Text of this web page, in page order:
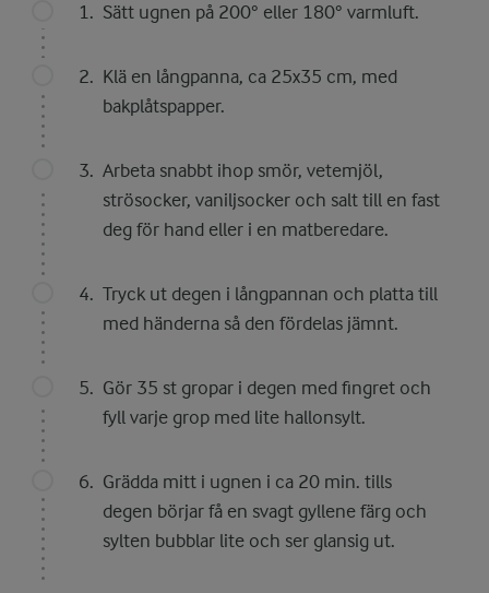
Sätt ugnen på 200° eller 180° varmluft.
Klä en långpanna, ca 25x35 cm, med
bakplåtspapper.
Arbeta snabbt ihop smör, vetemjöl,
strösocker, vaniljsocker och salt till en fast
deg för hand eller i en matberedare.
Tryck ut degen i långpannan och platta till
med händerna så den fördelas jämnt.
Gör 35 st gropar i degen med fingret och
fyll varje grop med lite hallonsylt.
Grädda mitt i ugnen i ca 20 min. tills
degen börjar få en svagt gyllene färg och
sylten bubblar lite och ser glansig ut.